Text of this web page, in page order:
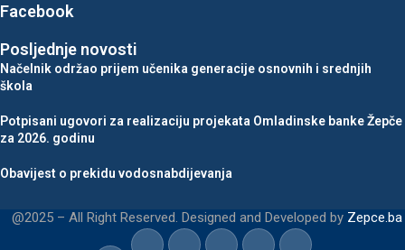
Facebook
Posljednje novosti
Načelnik održao prijem učenika generacije osnovnih i srednjih
škola
Potpisani ugovori za realizaciju projekata Omladinske banke Žepče
za 2026. godinu
Obavijest o prekidu vodosnabdijevanja
@2025 – All Right Reserved. Designed and Developed by Zepce.ba